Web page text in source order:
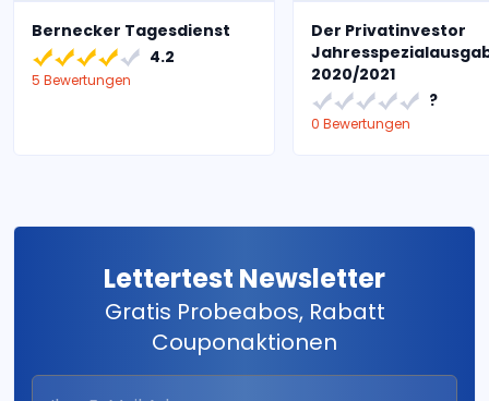
Bernecker Tagesdienst
4.2
5 Bewertungen
Der Privatinvestor
2020/2021
?
0 Bewertungen
Lettertest Newsletter
Gratis Probeabos, Rabatt
Couponaktionen